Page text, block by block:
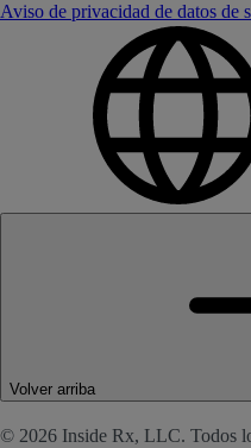
Aviso de privacidad de datos de
Volver arriba
© 2026 Inside Rx, LLC. Todos